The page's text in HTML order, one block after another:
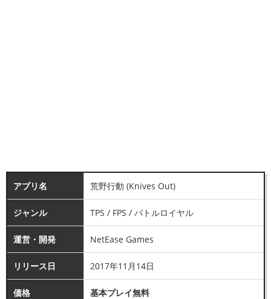
アプリ名 荒野行動 (Knives Out)
ジャンル TPS / FPS / バトルロイヤル
運営・開発 NetEase Games
リリース日 2017年11月14日
価格 基本プレイ無料